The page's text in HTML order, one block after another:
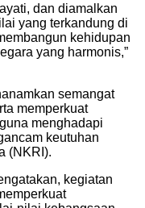
dan diamalkan
yang terkandung di
kehidupan
yang harmonis,”
semangat
memperkuat
menghadapi
keutuhan
(NKRI).
kegiatan